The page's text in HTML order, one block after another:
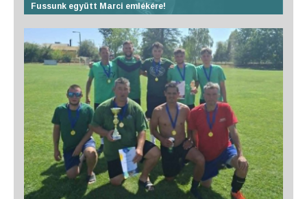
Fussunk együtt Marci emlékére!